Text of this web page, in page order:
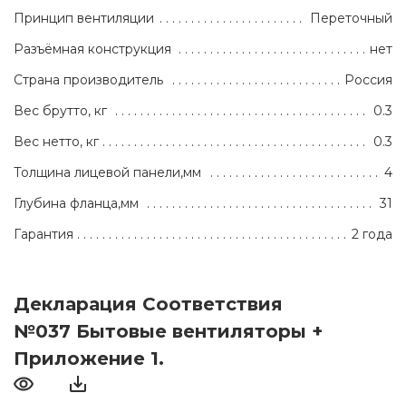
Принцип вентиляции
Переточный
Разъёмная конструкция
нет
Страна производитель
Россия
Вес брутто, кг
0.3
Вес нетто, кг
0.3
Толщина лицевой панели,мм
4
Глубина фланца,мм
31
Гарантия
2 года
Декларация Соответствия
№037 Бытовые вентиляторы +
Приложение 1.